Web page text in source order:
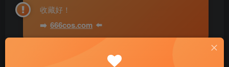
收藏好！
➡️ 666cos.com ⬅️